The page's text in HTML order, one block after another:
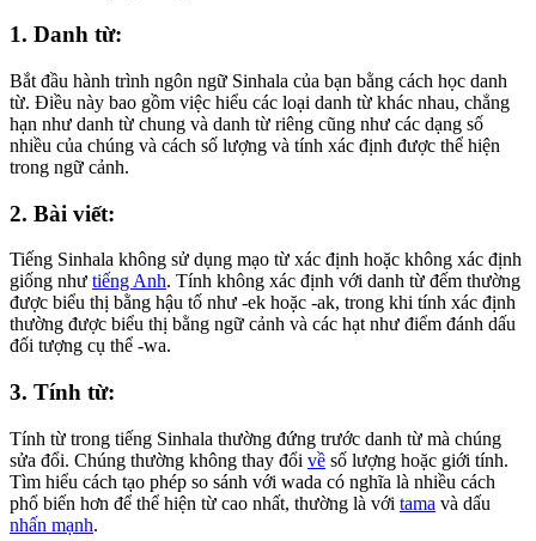
1. Danh từ:
Bắt đầu hành trình ngôn ngữ Sinhala của bạn bằng cách học danh
từ. Điều này bao gồm việc hiểu các loại danh từ khác nhau, chẳng
hạn như danh từ chung và danh từ riêng cũng như các dạng số
nhiều của chúng và cách số lượng và tính xác định được thể hiện
trong ngữ cảnh.
2. Bài viết:
Tiếng Sinhala không sử dụng mạo từ xác định hoặc không xác định
giống như tiếng Anh. Tính không xác định với danh từ đếm thường
được biểu thị bằng hậu tố như -ek hoặc -ak, trong khi tính xác định
thường được biểu thị bằng ngữ cảnh và các hạt như điểm đánh dấu
đối tượng cụ thể -wa.
3. Tính từ:
Tính từ trong tiếng Sinhala thường đứng trước danh từ mà chúng
sửa đổi. Chúng thường không thay đổi về số lượng hoặc giới tính.
Tìm hiểu cách tạo phép so sánh với wada có nghĩa là nhiều cách
phổ biến hơn để thể hiện từ cao nhất, thường là với tama và dấu
nhấn mạnh.